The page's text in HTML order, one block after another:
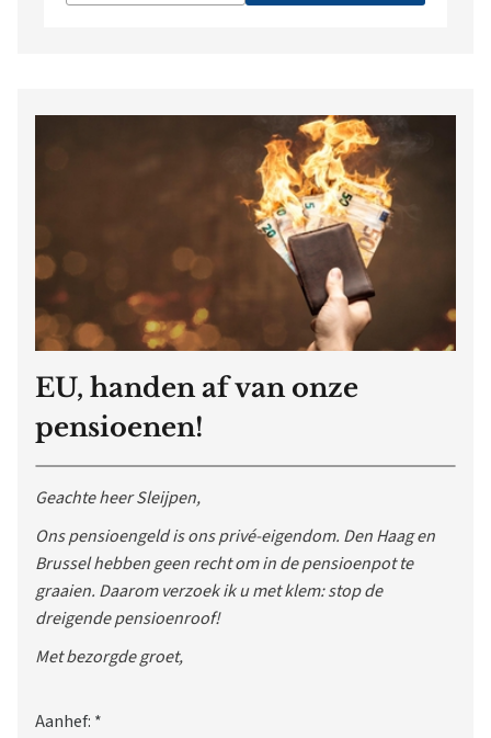
EU, handen af van onze
pensioenen!
Geachte heer Sleijpen,
Ons pensioengeld is ons privé-eigendom. Den Haag en
Brussel hebben geen recht om in de pensioenpot te
graaien. Daarom verzoek ik u met klem: stop de
dreigende pensioenroof!
Met bezorgde groet,
Aanhef: *